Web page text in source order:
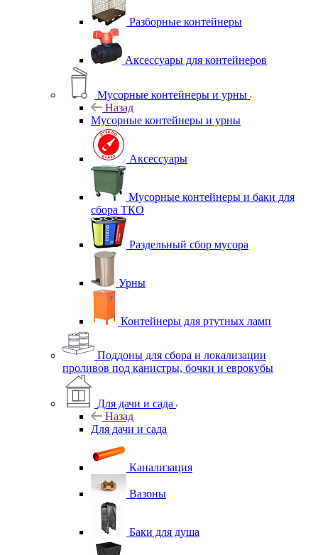
Разборные контейнеры
Аксессуары для контейнеров
Мусорные контейнеры и урны
Назад
Мусорные контейнеры и урны
Аксессуары
Мусорные контейнеры и баки для
сбора ТКО
Раздельный сбор мусора
Урны
Контейнеры для ртутных ламп
Поддоны для сбора и локализации
проливов под канистры, бочки и еврокубы
Для дачи и сада
Назад
Для дачи и сада
Канализация
Вазоны
Баки для душа